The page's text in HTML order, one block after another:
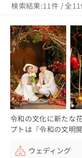
検索結果:11件 / 全11
令和の文化に新たな
プトは『令和の文明開
ウェディング